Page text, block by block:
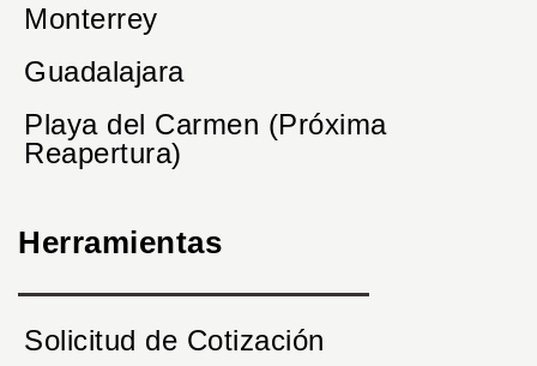
Monterrey
Guadalajara
Playa del Carmen (Próxima
Reapertura)
Herramientas
Solicitud de Cotización